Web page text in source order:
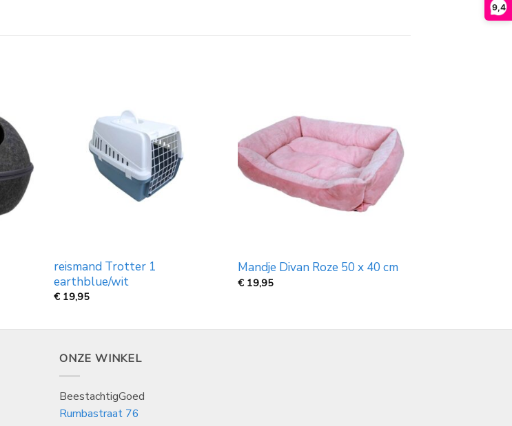
9,4
reismand Trotter 1
earthblue/wit
€ 19,95
Mandje Divan Roze 50 x 40 cm
€ 19,95
ONZE WINKEL
BeestachtigGoed
Rumbastraat 76